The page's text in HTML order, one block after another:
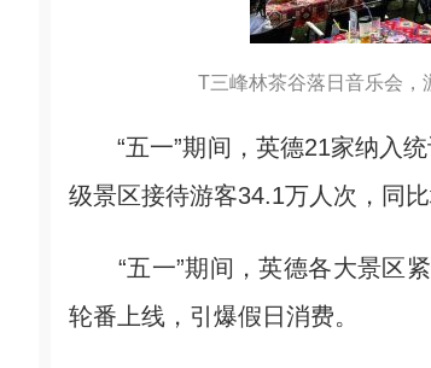
T三峰林茶谷落日音乐会，
“五一”期间，英德21家纳入统
级景区接待游客34.1万人次，同
“五一”期间，英德各大景区紧
轮番上线，引爆假日消费。